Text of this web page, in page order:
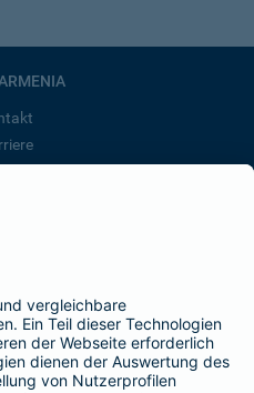
BarmeniaGothaer
SEITEN